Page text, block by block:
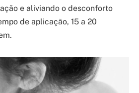
e aliviando o desconforto
de aplicação, 15 a 20